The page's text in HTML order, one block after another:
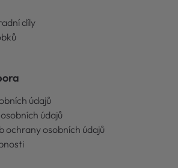
díly
údajů
údajů
ochrany osobních údajů